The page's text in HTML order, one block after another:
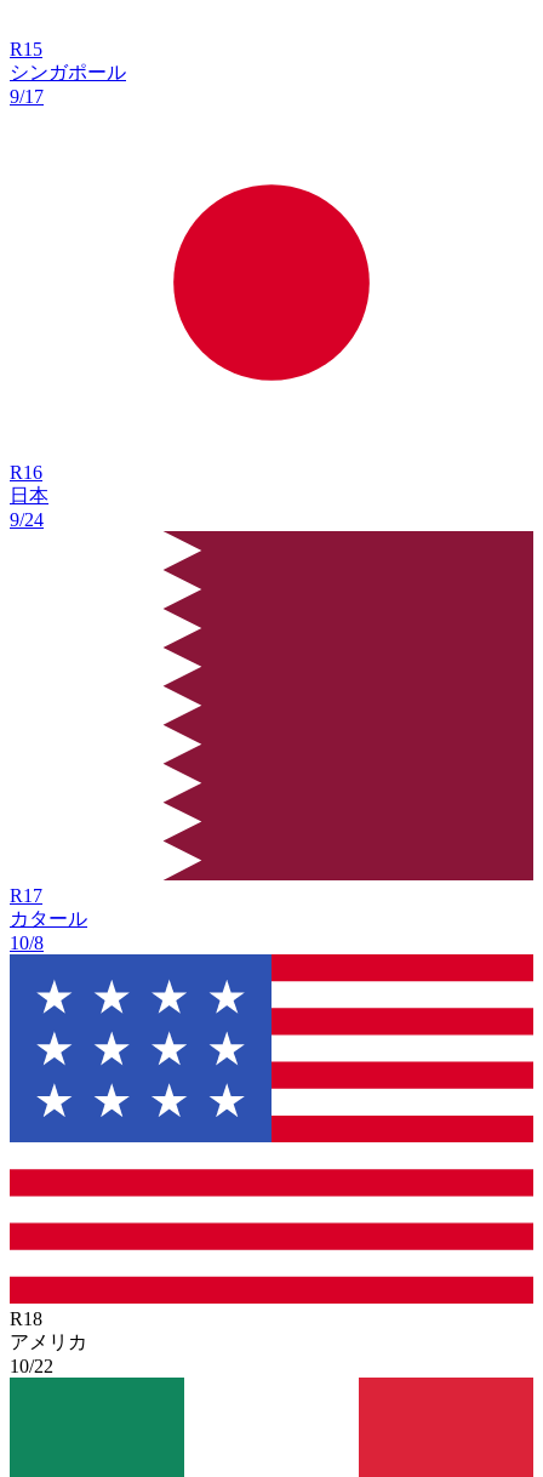
R15
シンガポール
9/17
R16
日本
9/24
R17
カタール
10/8
R18
アメリカ
10/22